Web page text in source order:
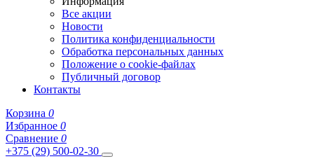
Все акции
Новости
Политика конфиденциальности
Обработка персональных данных
Положение о cookie-файлах
Публичный договор
Контакты
Корзина 0
Избранное 0
Сравнение 0
+375 (29) 500-02-30